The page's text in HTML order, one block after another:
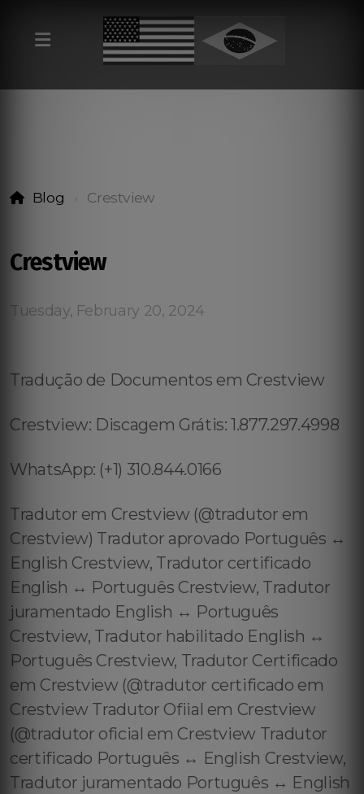
Blog Crestview
Crestview
Tuesday, February 20, 2024
Tradução de Documentos em Crestview
Crestview: Discagem Grátis: 1.877.297.4998
WhatsApp: (+1) 310.844.0166
Tradutor em Crestview (@tradutor em
Crestview) Tradutor aprovado Português ↔️
English Crestview, Tradutor certificado
English ↔️ Português Crestview, Tradutor
juramentado English ↔️ Português
Crestview, Tradutor habilitado English ↔️
Português Crestview, Tradutor Certificado
em Crestview (@tradutor certificado em
Crestview Tradutor Ofiial em Crestview
(@tradutor oficial em Crestview Tradutor
certificado Português ↔️ English Crestview,
Tradutor juramentado Português ↔️ English